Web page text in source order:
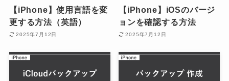
【iPhone】使用言語を変
更する方法（英語）
2025年7月12日
【iPhone】iOSのバージ
ョンを確認する方法
2025年7月12日